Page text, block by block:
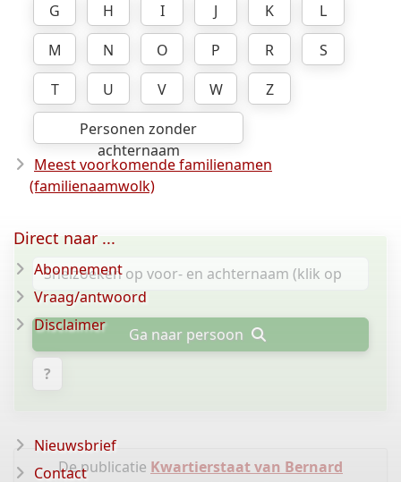
G
H I J K
L
M
N O P R
S
T
U V W
Z
Personen zonder
achternaam
Meest voorkomende familienamen
(familienaamwolk)
Ga naar persoon
?
De publicatie Kwartierstaat van Bernard
Direct naar ...
Abonnement
Vraag/antwoord
Disclaimer
Nieuwsbrief
Contact